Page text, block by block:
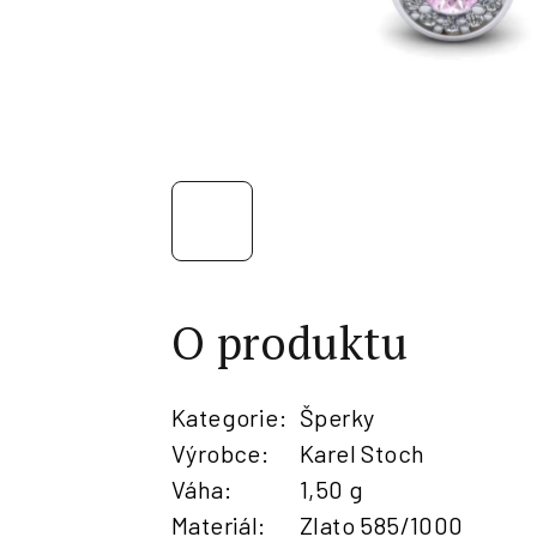
O produktu
Kategorie: Šperky
Výrobce:
Karel Stoch
Váha:
1,50 g
Materiál: Zlato 585/1000